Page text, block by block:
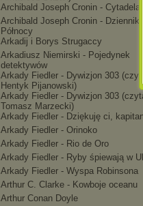
Archibald Joseph Cronin - Cytadela
Archibald Joseph Cronin - Dziennik
Północy
Arkadij i Borys Strugaccy
Arkadiusz Niemirski - Pojedynek
detektywów
Arkady Fiedler - Dywizjon 303 (czyta
Hentyk Pijanowski)
Arkady Fiedler - Dywizjon 303
Tomasz Marzecki)
Arkady Fiedler - Dziękuję ci,
Arkady Fiedler - Orinoko
Arkady Fiedler - Rio de Oro
Arkady Fiedler - Ryby śpiewają w
Arkady Fiedler - Wyspa Robinsona
Arthur C. Clarke - Kowboje oceanu
Arthur Conan Doyle